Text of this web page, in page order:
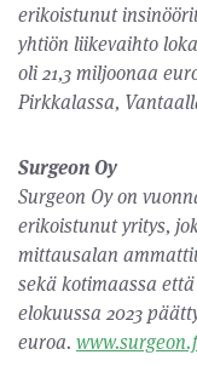
erikoistunut
yhtiön liikevaihto
oli 21,3 miljoonaa
Pirkkalassa,
Surgeon Oy
Surgeon Oy on
erikoistunut yritys,
mittausalan
sekä kotimaassa
elokuussa 2023
euroa.